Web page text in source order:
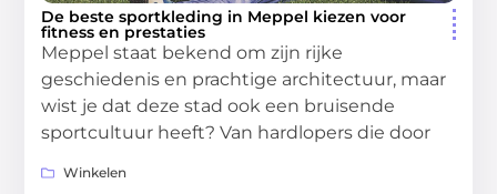
De beste sportkleding in Meppel kiezen voor
fitness en prestaties
Meppel staat bekend om zijn rijke
geschiedenis en prachtige architectuur, maar
wist je dat deze stad ook een bruisende
sportcultuur heeft? Van hardlopers die door
Winkelen